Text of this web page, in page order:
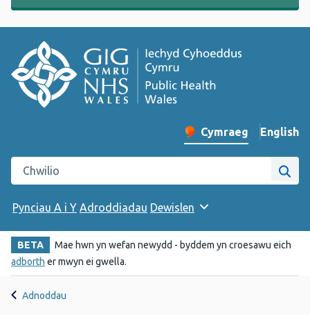
Newid iaith y wefan
Cymraeg English
–
Chwilio gwefan Iechyd Cyhoeddus Cymru
Pynciau A i Y Adroddiadau Dewislen
BETA
Mae hwn yn wefan newydd - byddem yn croesawu eich
adborth er mwyn ei gwella.
Adnoddau